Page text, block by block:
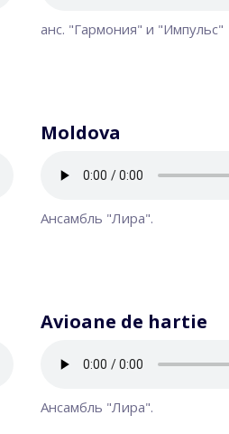
анс. "Гармония" и "Импульс"
Moldova
Ансамбль "Лира".
Avioane de hartie
Ансамбль "Лира".